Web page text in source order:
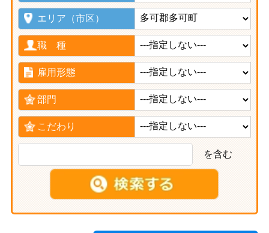
エリア（市区）
職 種
雇用形態
部門
こだわり
を含む